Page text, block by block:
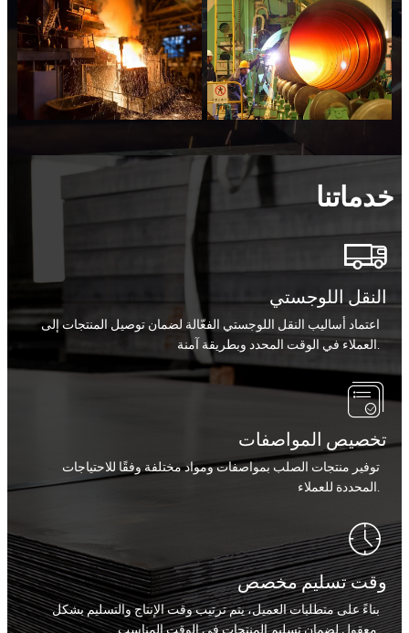
خدماتنا

النقل اللوجستي
اعتماد أساليب النقل اللوجستي الفعّالة لضمان توصيل المنتجات إلى
العملاء في الوقت المحدد وبطريقة آمنة.

تخصيص المواصفات
توفير منتجات الصلب بمواصفات ومواد مختلفة وفقًا للاحتياجات
المحددة للعملاء.

وقت تسليم مخصص
بناءً على متطلبات العميل، يتم ترتيب وقت الإنتاج والتسليم بشكل